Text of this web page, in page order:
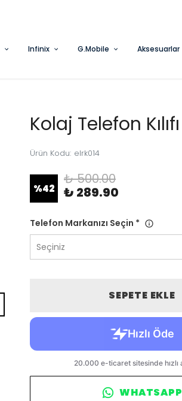
Infinix G.Mobile Aksesuarlar
Kolaj Telefon Kılıfı
Ürün Kodu: elrk014
%42
₺ 500.00
₺ 289.90
Telefon Markanızı Seçin *
Seçiniz
SEPETE EKLE
WHATSAPP